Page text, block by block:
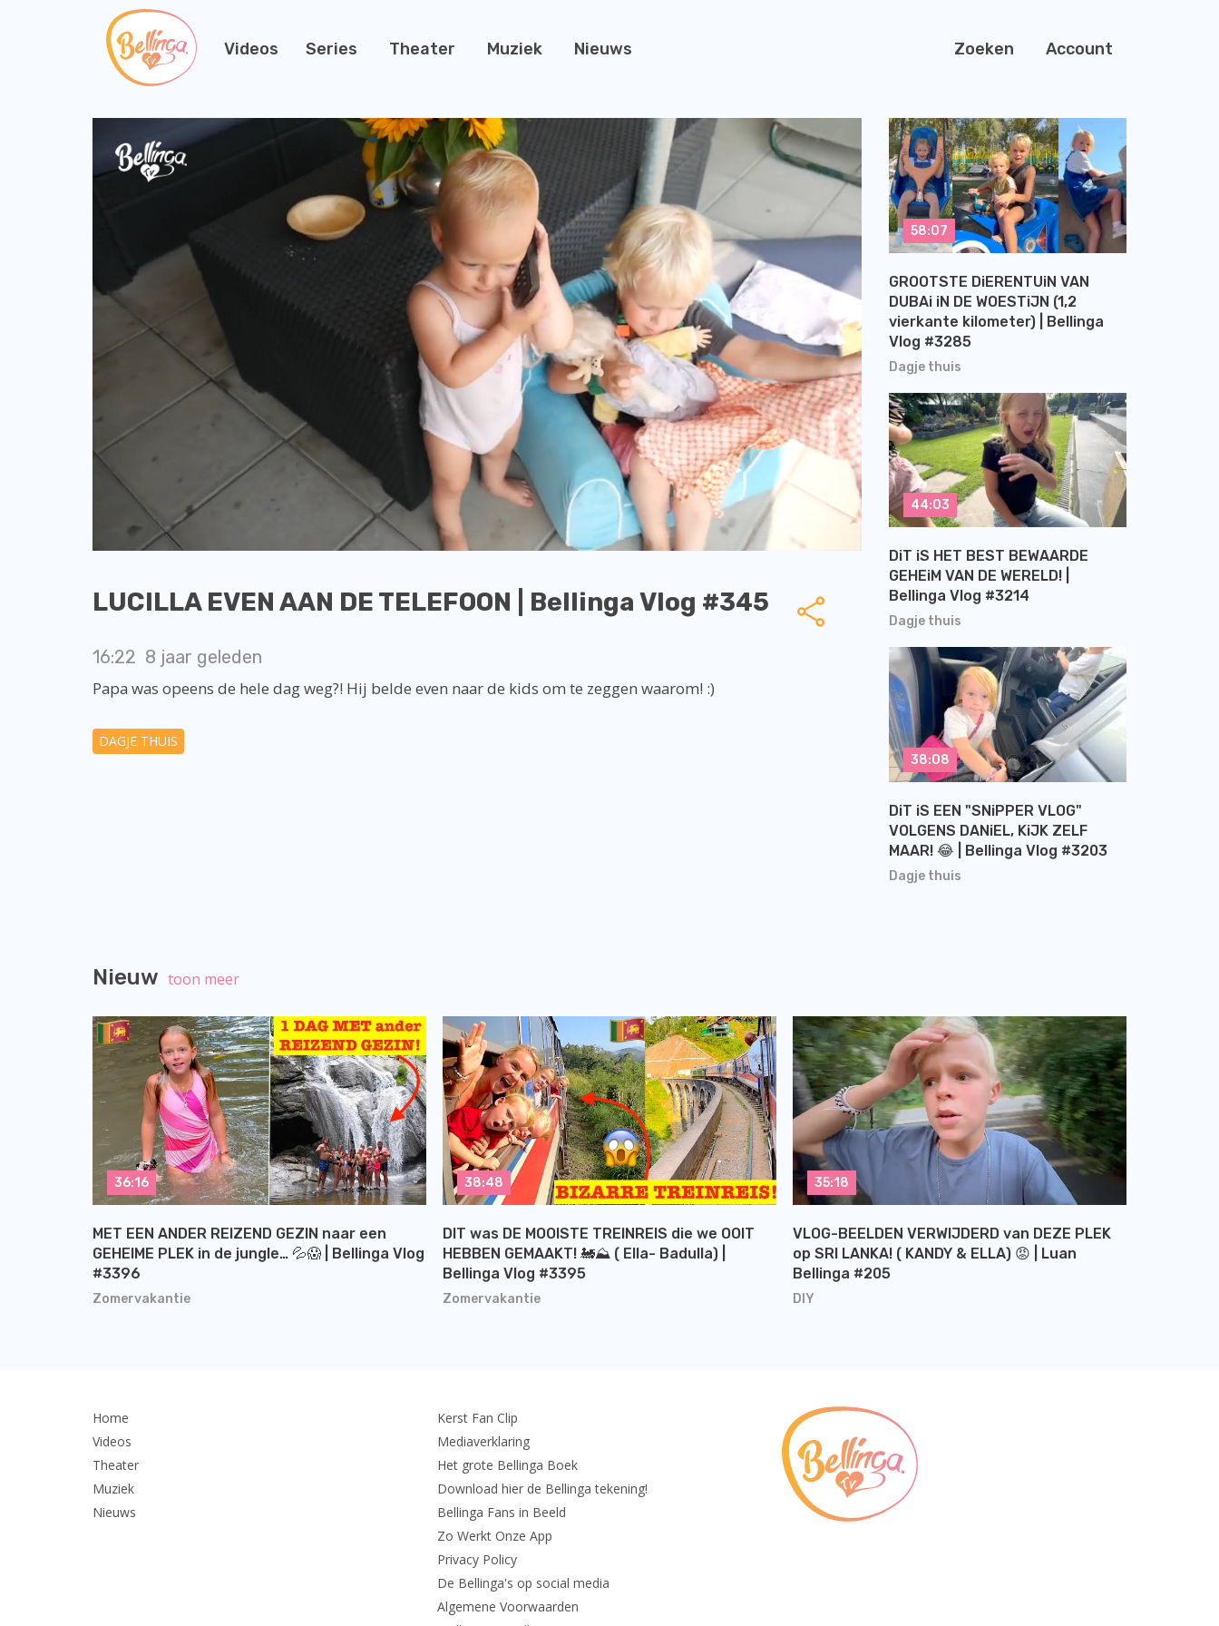
Videos Series Theater Muziek Nieuws Zoeken Account
LUCILLA EVEN AAN DE TELEFOON | Bellinga Vlog #345
16:22 8 jaar geleden
Papa was opeens de hele dag weg?! Hij belde even naar de kids om te zeggen waarom! :)
DAGJE THUIS
Dagje thuis
GROOTSTE DiERENTUiN VAN
DUBAi iN DE WOESTiJN (1,2
vierkante kilometer) | Bellinga
Vlog #3285
58:07
Dagje thuis
DiT iS HET BEST BEWAARDE
GEHEiM VAN DE WERELD! |
Bellinga Vlog #3214
44:03
Dagje thuis
DiT iS EEN "SNiPPER VLOG"
VOLGENS DANiEL, KiJK ZELF
MAAR! 😂 | Bellinga Vlog #3203
38:08
Nieuw toon meer
Zomervakantie
MET EEN ANDER REIZEND GEZIN naar een
GEHEIME PLEK in de jungle… 💦😱 | Bellinga Vlog
#3396
36:16
Zomervakantie
DIT was DE MOOISTE TREINREIS die we OOIT
HEBBEN GEMAAKT! 🚂⛰️ ( Ella- Badulla) |
Bellinga Vlog #3395
38:48
DIY
VLOG-BEELDEN VERWIJDERD van DEZE PLEK
op SRI LANKA! ( KANDY & ELLA) 😡 | Luan
Bellinga #205
35:18
Home
Videos
Theater
Muziek
Nieuws
Kerst Fan Clip
Mediaverklaring
Het grote Bellinga Boek
Download hier de Bellinga tekening!
Bellinga Fans in Beeld
Zo Werkt Onze App
Privacy Policy
De Bellinga's op social media
Algemene Voorwaarden